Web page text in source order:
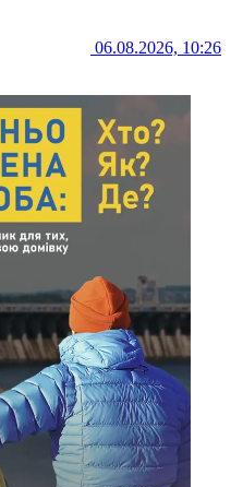
06.08.2026, 10:26